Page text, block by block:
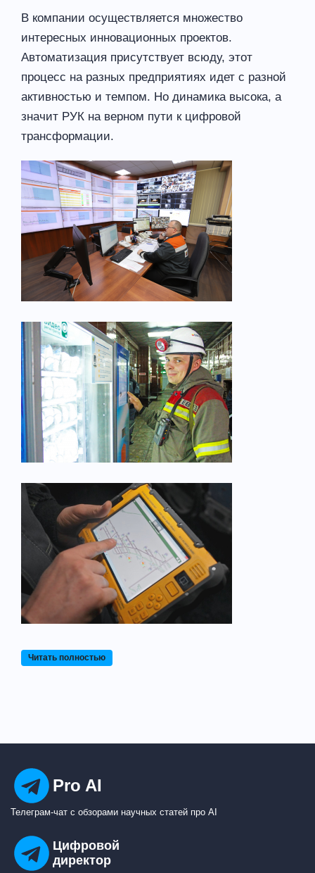
В компании осуществляется множество
интересных инновационных проектов.
Автоматизация присутствует всюду, этот
процесс на разных предприятиях идет с разной
активностью и темпом. Но динамика высока, а
значит РУК на верном пути к цифровой
трансформации.
Читать полностью
Pro AI
Телеграм-чат с обзорами научных статей про AI
Цифровой
директор